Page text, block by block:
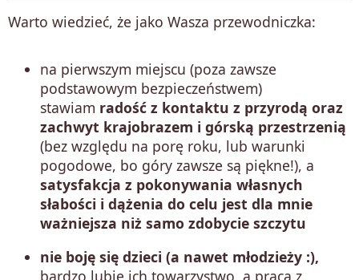
Warto wiedzieć, że jako Wasza przewodniczka:
na pierwszym miejscu (poza zawsze
podstawowym bezpieczeństwem)
stawiam radość z kontaktu z przyrodą oraz
zachwyt krajobrazem i górską przestrzenią
(bez względu na porę roku, lub warunki
pogodowe, bo góry zawsze są piękne!), a
satysfakcja z pokonywania własnych
słabości i dążenia do celu jest dla mnie
ważniejsza niż samo zdobycie szczytu
nie boję się dzieci (a nawet młodzieży :),
bardzo lubię ich towarzystwo, a praca z